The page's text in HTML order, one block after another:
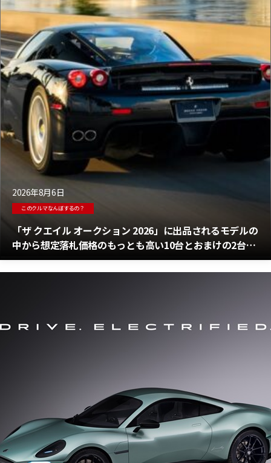
2026年8月6日
このクルマなんぼするの？
「ザ クエイル オークション 2026」に出品されるモデルの
中から想定落札価格のもっとも高い10台とおまけの2台を
画像ともにご紹介！